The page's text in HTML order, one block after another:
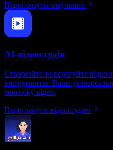
Переглянути озвучення
AI-відеостудія
Створюйте та редагуйте
інструментів. Ваша
монтажу відео.
Переглянути відеостудію